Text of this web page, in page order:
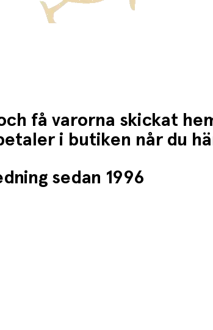
få varorna skickat
i butiken når du
sedan 1996